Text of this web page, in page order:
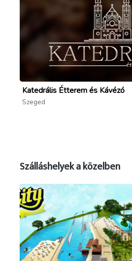
Katedrális Étterem és Kávézó
Szeged
Szálláshelyek a közelben